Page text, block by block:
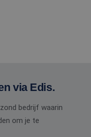
via Edis.
bedrijf waarin
om je te